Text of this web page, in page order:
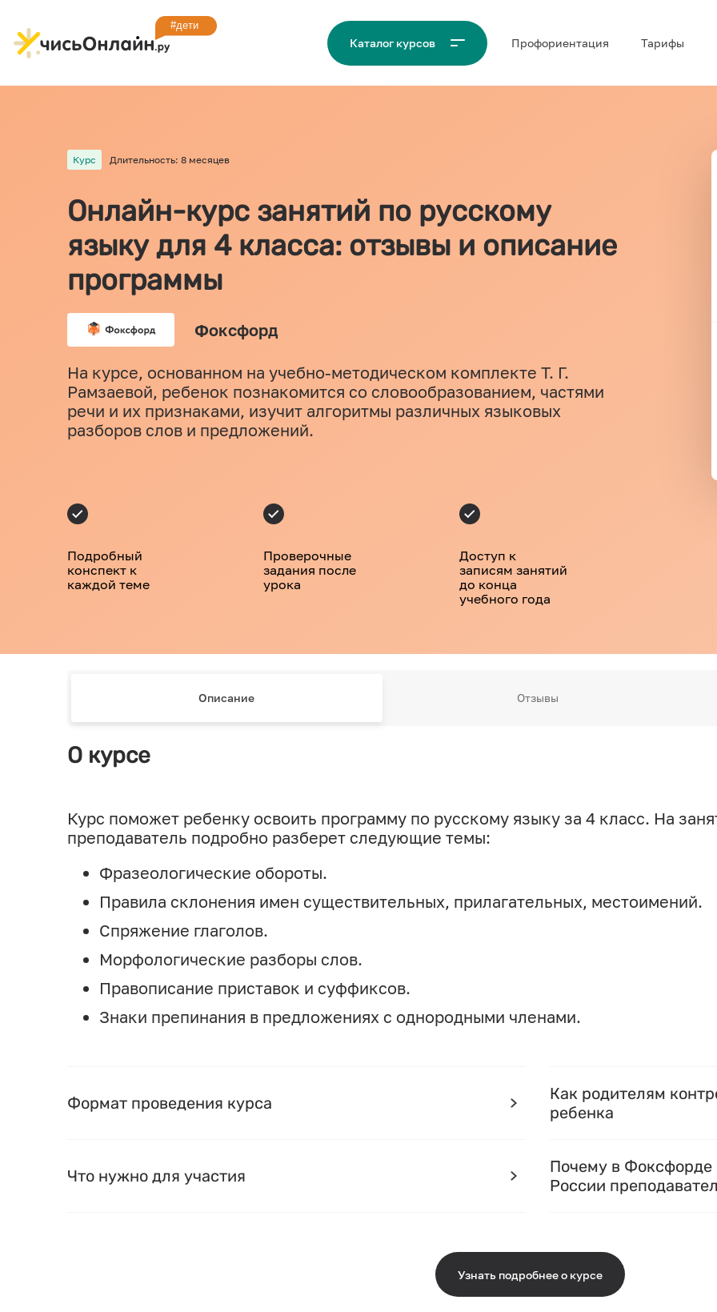
Каталог курсов Проф‌ориентация Тарифы
Курс Длительность: 8 месяцев
Онлайн-курс занятий по русскому
языку для 4 класса: отзывы и описание
программы
Фоксфорд
На курсе, основанном на учебно-методическом комплекте Т. Г.
Рамзаевой, ребенок познакомится со словообразованием, частями
речи и их признаками, изучит алгоритмы различных языковых
разборов слов и предложений.
Подробный
конспект к
каждой теме
Проверочные
задания после
урока
Доступ к
записям занятий
до конца
учебного года
Описание Отзывы
О курсе
Курс поможет ребенку освоить программу по русскому языку за 4 класс. На
преподаватель подробно разберет следующие темы:
Фразеологические обороты.
Правила склонения имен существительных, прилагательных, местоимений.
Спряжение глаголов.
Морфологические разборы слов.
Правописание приставок и суффиксов.
Знаки препинания в предложениях с однородными членами.
Формат проведения курса
Что нужно для участия
Как родителям
ребенка
Почему в Фоксфорде
России
Узнать подробнее о курсе